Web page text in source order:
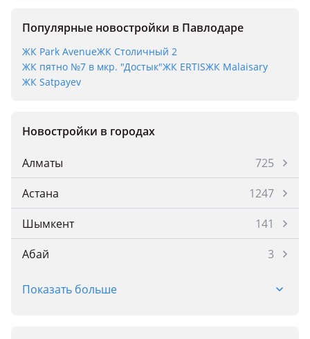
Популярные новостройки в Павлодаре
ЖК Park AvenueЖК Столичный 2
ЖК пятно №7 в мкр. "Достык"ЖК ERTISЖК Malaisary
ЖК Satpayev
Новостройки в городах
Алматы
725
Астана
1247
Шымкент
141
Абай
3
Абай
Показать больше